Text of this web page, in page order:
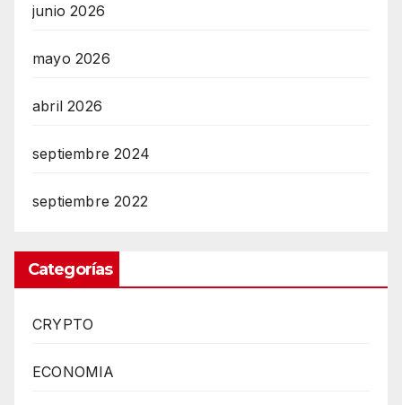
junio 2026
mayo 2026
abril 2026
septiembre 2024
septiembre 2022
Categorías
CRYPTO
ECONOMIA